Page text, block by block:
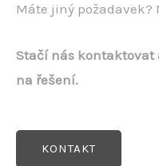
Máte jiný požadavek?
Stačí nás kontaktovat
na řešení.
KONTAKT